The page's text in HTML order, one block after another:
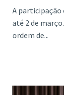
A participação
até 2 de
ordem de...